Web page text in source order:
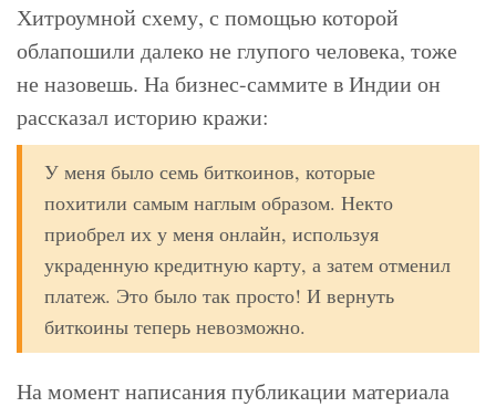
Хитроумной схему, с помощью которой
облапошили далеко не глупого человека, тоже
не назовешь. На бизнес-саммите в Индии он
рассказал историю кражи:
У меня было семь биткоинов, которые
похитили самым наглым образом. Некто
приобрел их у меня онлайн, используя
украденную кредитную карту, а затем отменил
платеж. Это было так просто! И вернуть
биткоины теперь невозможно.
На момент написания публикации материала